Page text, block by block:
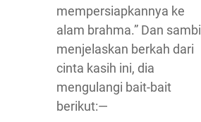
mempersiapkannya ke
alam brahma.” Dan sambil
menjelaskan berkah dari
cinta kasih ini, dia
mengulangi bait-bait
berikut:—